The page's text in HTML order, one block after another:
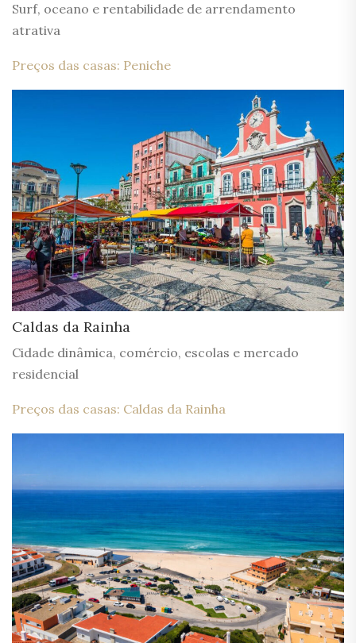
Surf, oceano e rentabilidade de arrendamento
atrativa
Preços das casas: Peniche
Caldas da Rainha
Cidade dinâmica, comércio, escolas e mercado
residencial
Preços das casas: Caldas da Rainha